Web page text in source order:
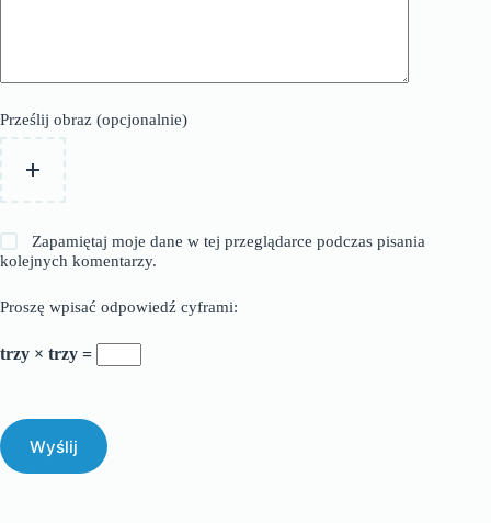
Prześlij obraz (opcjonalnie)
Zapamiętaj moje dane w tej przeglądarce podczas pisania
kolejnych komentarzy.
Proszę wpisać odpowiedź cyframi:
trzy × trzy =
Wyślij